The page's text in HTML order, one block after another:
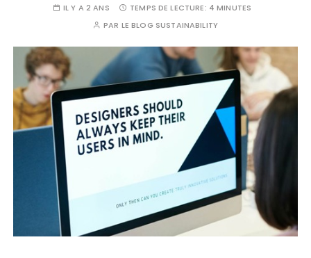
IL Y A 2 ANS TEMPS DE LECTURE: 4 MINUTES
PAR LE BLOG SUSTAINABILITY